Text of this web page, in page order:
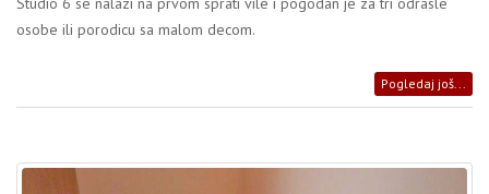
osobe ili porodicu sa malom decom.
Pogledaj još...